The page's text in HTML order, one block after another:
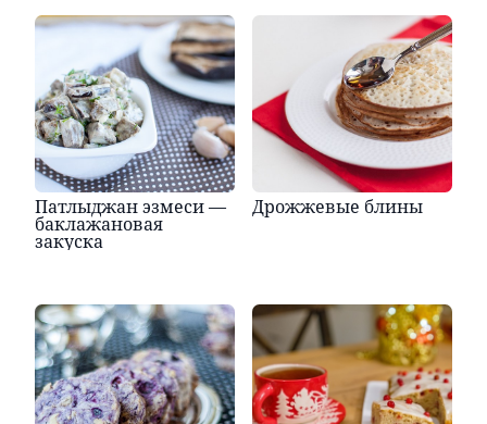
Патлыджан эзмеси —
баклажановая
закуска
Дрожжевые блины